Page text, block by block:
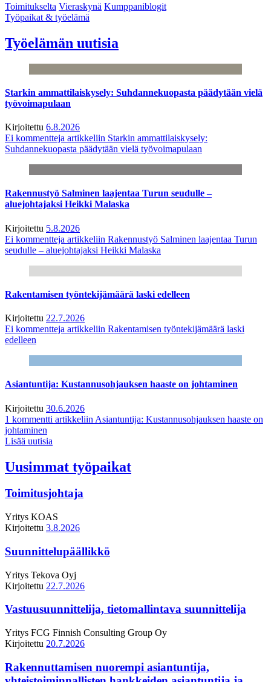
Toimitukselta Vieraskynä Kumppaniblogit
Työpaikat & työelämä
Työelämän uutisia
Starkin ammattilaiskysely: Suhdannekuopasta päädytään vielä
työvoimapulaan
Kirjoitettu 6.8.2026
Ei kommentteja artikkeliin Starkin ammattilaiskysely:
Suhdannekuopasta päädytään vielä työvoimapulaan
Rakennustyö Salminen laajentaa Turun seudulle –
aluejohtajaksi Heikki Malaska
Kirjoitettu 5.8.2026
Ei kommentteja artikkeliin Rakennustyö Salminen laajentaa Turun
seudulle – aluejohtajaksi Heikki Malaska
Rakentamisen työntekijämäärä laski edelleen
Kirjoitettu 22.7.2026
Ei kommentteja artikkeliin Rakentamisen työntekijämäärä laski
edelleen
Asiantuntija: Kustannusohjauksen haaste on johtaminen
Kirjoitettu 30.6.2026
1 kommentti artikkeliin Asiantuntija: Kustannusohjauksen haaste on
johtaminen
Lisää uutisia
Uusimmat työpaikat
Toimitusjohtaja
Yritys KOAS
Kirjoitettu 3.8.2026
Suunnittelupäällikkö
Yritys Tekova Oyj
Kirjoitettu 22.7.2026
Vastuusuunnittelija, tietomallintava suunnittelija
Yritys FCG Finnish Consulting Group Oy
Kirjoitettu 20.7.2026
Rakennuttamisen nuorempi asiantuntija,